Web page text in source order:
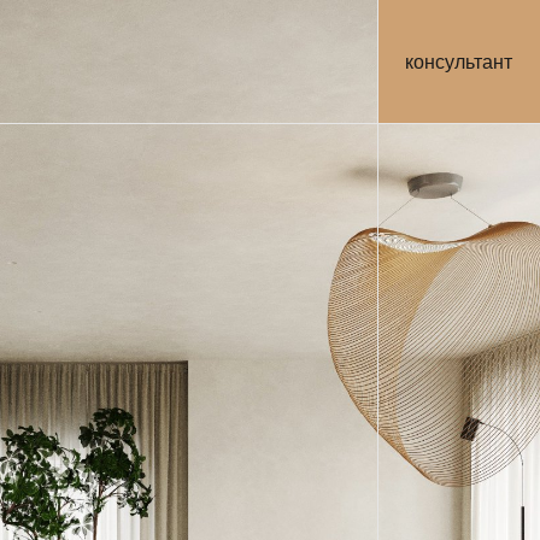
консультант